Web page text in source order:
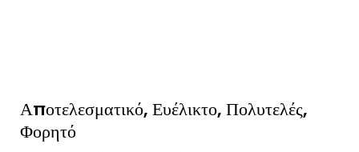
Αποτελεσματικό, Ευέλικτο, Πολυτελές,
Φορητό